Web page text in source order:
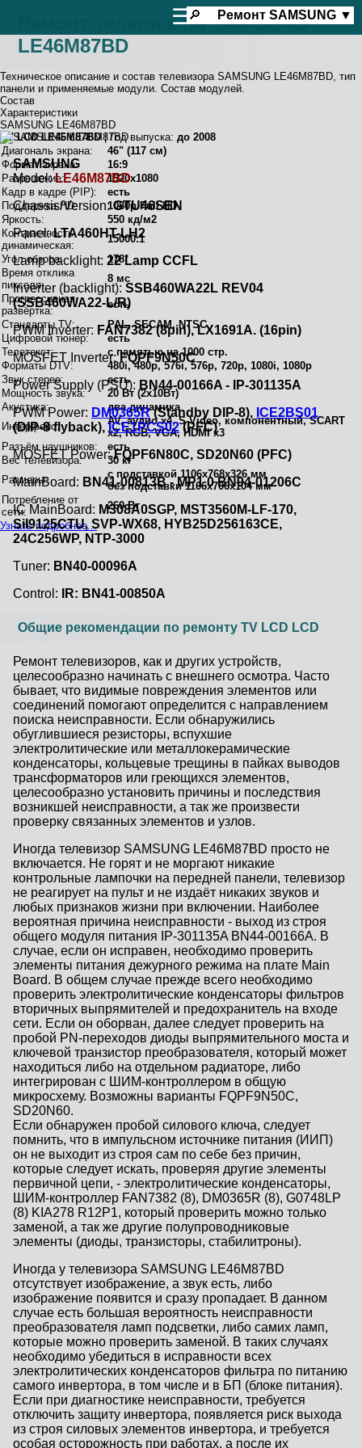
☰🔎 Ремонт SAMSUNG ▼
Ремонт телевизора SAMSUNG
LE46M87BD
Техническое описание и состав телевизора SAMSUNG LE46M87BD, тип
панели и применяемые модули. Состав модулей.
Состав
Характеристики
SAMSUNG LE46M87BD
TV LCD LE46M87BD| Год выпуска: до 2008
Диагональ экрана:
46" (117 см)
Формат экрана:
16:9
Разрешение:
1920x1080
Кадр в кадре (PIP):
есть
Поддержка HD:
1080p Full HD
Яркость:
550 кд/м2
Контрастность
динамическая:
15000:1
Угол обзора:
178°
Время отклика
пикселя:
8 мс
Прогрессивная
развёртка:
есть
Стандарты TV:
PAL, SECAM, NTSC
Цифровой тюнер:
есть
Телетекст:
с памятью на 1000 стр.
Форматы DTV:
480i, 480p, 576i, 576p, 720p, 1080i, 1080p
Звук стерео:
есть
Мощность звука:
20 Вт (2x10Вт)
Акустика:
два динамика
Интерфейс:
AV, аудио x4, S-Video, компонентный, SCART
x2, RGB, VGA, HDMI x3
Разъём наушников:
есть
Вес телевизора:
30 кг
Размеры:
с подставкой 1106x768x326 мм
без подставки 1106x706x104 мм
Потребление от
сети:
260 Вт
Узнать подробнее...
SAMSUNG
Model:LE46M87BD
Chassis/Version:GTU46SEN
Panel:LTA460HT-LH2
Lamp backlight: 22 Lamp CCFL
Inverter (backlight): SSB460WA22L REV04
(SSB460WA22-L/R)
PWM Inverter: FAN7382 (8pin), LX1691A. (16pin)
MOSFET Inverter: FQPF9N50C
Power Supply (PSU): BN44-00166A - IP-301135A
PWM Power: DM0365R(Standby DIP-8), ICE2BS01
(DIP-8 flyback),ICE1PCS02(PFC)
MOSFET Power:FQPF6N80C, SD20N60 (PFC)
MainBoard: BN41-00813B - MP1.0 BN94-01206C
IC MainBoard: M308A0SGP, MST3560M-LF-170,
SiI9125CTU, SVP-WX68, HYB25D256163CE,
24C256WP, NTP-3000
Тuner: BN40-00096A
Control:
IR: BN41-00850A
Общие рекомендации по ремонту TV LCD LCD
Ремонт телевизоров, как и других устройств,
целесообразно начинать с внешнего осмотра. Часто
бывает, что видимые повреждения элементов или
соединений помогают определится с направлением
поиска неисправности. Если обнаружились
обуглившиеся резисторы, вспухшие
электролитические или металлокерамические
конденсаторы, кольцевые трещины в пайках выводов
трансформаторов или греющихся элементов,
целесообразно установить причины и последствия
возникшей неисправности, а так же произвести
проверку связанных элементов и узлов.
Иногда телевизор SAMSUNG LE46M87BD просто не
включается. Не горят и не моргают никакие
контрольные лампочки на передней панели, телевизор
не реагирует на пульт и не издаёт никаких звуков и
любых признаков жизни при включении. Наиболее
вероятная причина неисправности - выход из строя
общего модуля питания IP-301135A BN44-00166A. В
случае, если он исправен, необходимо проверить
элементы питания дежурного режима на плате Main
Board. В общем случае прежде всего необходимо
проверить электролитические конденсаторы фильтров
вторичных выпрямителей и предохранитель на входе
сети. Если он оборван, далее следует проверить на
пробой PN-переходов диоды выпрямительного моста и
ключевой транзистор преобразователя, который может
находиться либо на отдельном радиаторе, либо
интегрирован с ШИМ-контроллером в общую
микросхему. Возможны варианты FQPF9N50C,
SD20N60.
Если обнаружен пробой силового ключа, следует
помнить, что в импульсном источнике питания (ИИП)
он не выходит из строя сам по себе без причин,
которые следует искать, проверяя другие элементы
первичной цепи, - электролитические конденсаторы,
ШИМ-контроллер FAN7382 (8), DM0365R (8), G0748LP
(8) KIA278 R12P1, который проверить можно только
заменой, а так же другие полупроводниковые
элементы (диоды, транзисторы, стабилитроны).
Иногда у телевизора SAMSUNG LE46M87BD
отсутствует изображение, а звук есть, либо
изображение появится и сразу пропадает. В данном
случае есть большая вероятность неисправности
преобразователя ламп подсветки, либо самих ламп,
которые можно проверить заменой. В таких случаях
необходимо убедиться в исправности всех
электролитических конденсаторов фильтра по питанию
самого инвертора, в том числе и в БП (блоке питания).
Если при диагностике неисправности, требуется
отключить защиту инвертора, появляется риск выхода
из строя силовых элементов инвертора, и требуется
особая осторожность при работах, а после их